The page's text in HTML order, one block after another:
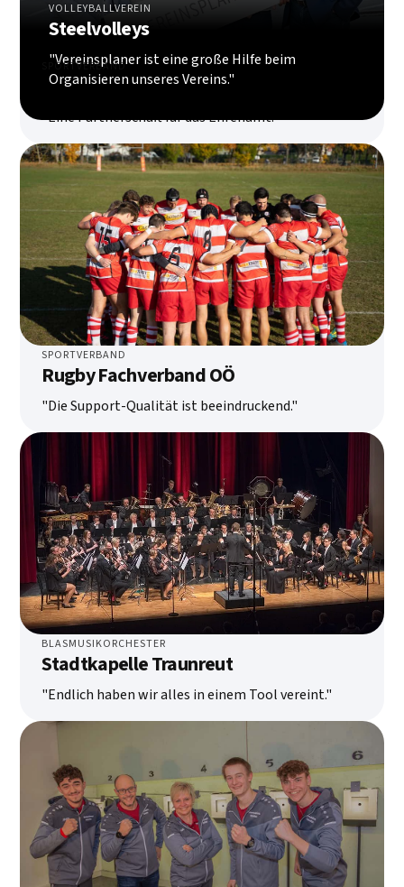
VOLLEYBALLVEREIN
Steelvolleys
"Vereinsplaner ist eine große Hilfe beim
Organisieren unseres Vereins."
SPORTVERBAND
ASVÖ Österreich
"Eine Partnerschaft für das Ehrenamt."
SPORTVERBAND
Rugby Fachverband OÖ
"Die Support-Qualität ist beeindruckend."
BLASMUSIKORCHESTER
Stadtkapelle Traunreut
"Endlich haben wir alles in einem Tool vereint."